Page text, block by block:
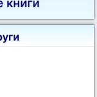
книги